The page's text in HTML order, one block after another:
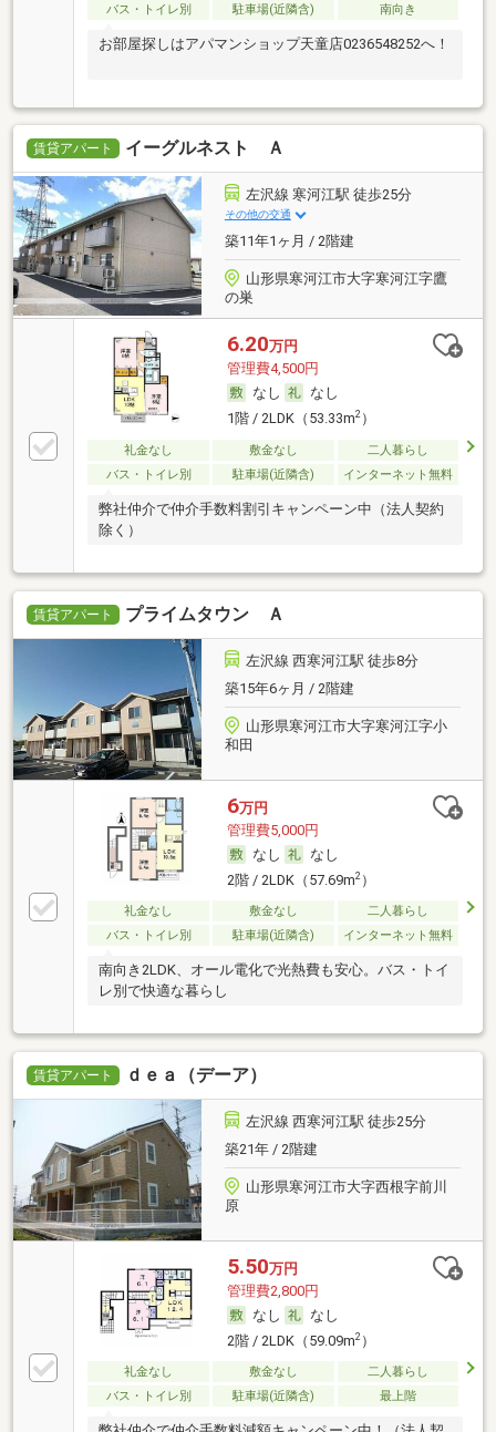
バス・トイレ別
駐車場(近隣含) 南向き
お部屋探しはアパマンショップ天童店0236548252へ！
賃貸アパート イーグルネスト Ａ
左沢線 寒河江駅 徒歩25分
その他の交通
築11年1ヶ月 / 2階建
山形県寒河江市大字寒河江字鷹
の巣
6.20万円
管理費4,500円
なし
なし
1階 / 2LDK（53.33m2）
礼金なし 敷金なし
二人暮らし
バス・トイレ別
駐車場(近隣含) インターネット無料
弊社仲介で仲介手数料割引キャンペーン中（法人契約
除く）
賃貸アパート プライムタウン Ａ
左沢線 西寒河江駅 徒歩8分
築15年6ヶ月 / 2階建
山形県寒河江市大字寒河江字小
和田
6万円
管理費5,000円
なし
なし
2階 / 2LDK（57.69m2）
礼金なし 敷金なし
二人暮らし
バス・トイレ別
駐車場(近隣含) インターネット無料
南向き2LDK、オール電化で光熱費も安心。バス・トイ
レ別で快適な暮らし
賃貸アパート ｄｅａ（デーア）
左沢線 西寒河江駅 徒歩25分
築21年 / 2階建
山形県寒河江市大字西根字前川
原
5.50万円
管理費2,800円
なし
なし
2階 / 2LDK（59.09m2）
礼金なし 敷金なし
二人暮らし
バス・トイレ別
駐車場(近隣含) 最上階